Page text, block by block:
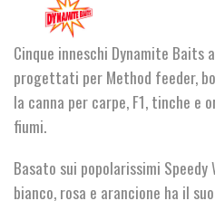
Cinque inneschi Dynamite
progettati per Method feeder,
la canna per carpe, F1, tinche e
fiumi.
Basato sui popolarissimi
bianco, rosa e arancione ha il